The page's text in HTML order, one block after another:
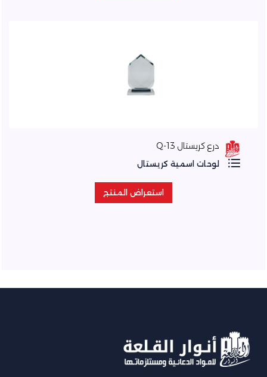
درع كريستال Q-13
لوحات اسمية كريستال
استعراض المنتج
استعراض المنتج